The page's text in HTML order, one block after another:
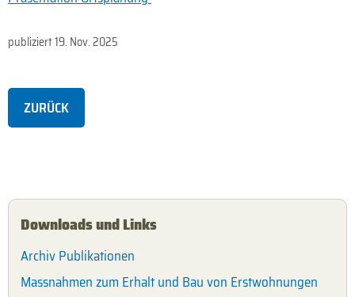
publiziert19. Nov. 2025
ZURÜCK
Downloads und Links
Archiv Publikationen
Massnahmen zum Erhalt und Bau von Erstwohnungen